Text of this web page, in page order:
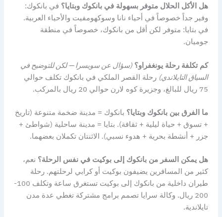
هل الأكل الحلال متوفر بسهولة في بانكوك وبتايا؟ في بانكوك:
وفير جداً خصوصاً في أحياء نانا وسوكهومفيت والأحياء العربية.
في بتايا: متوفر لكن أقل من بانكوك، خصوصاً في منطقة
جوميان.
كم تكلفة رحلة يونغفراو؟ (سؤال عن سويسرا — لكن للتوضيح في
السياق التايلاندي) رحلة القصر الملكي في بانكوك تكلف حوالي
75 ريال للبالغ، وجزيرة كوه لارن حوالي 20 ريال بالمركب.
ما الفرق بين بانكوك وبتايا؟ بانكوك = مدينة ضخمة متنوعة (تاريخ
+ تسوق + حياة ليلية + ثقافة). بتايا = مدينة ساحلية (شواطئ +
جزر + أنشطة بحرية + هدوء نسبي). الاثنتان تكملان بعضهما.
هل يمكن السفر من بانكوك إلى بوكيت في نفس الرحلة؟ نعم،
كثير من المسافرين يضيفون بوكيت أو كرابي لرحلتهم. رحلة
طيران داخلية من بانكوك إلى بوكيت تستغرق ساعة وتكلف 100-
200 ريال. وكالة سرايا تصمم برامج مشتركة تغطي عدة مدن
تايلاندية.